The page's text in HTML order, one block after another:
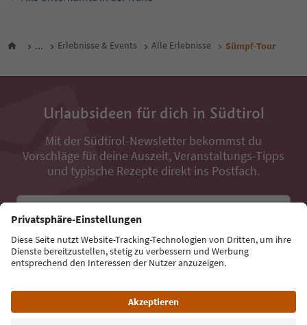
... Erlebnisse & Events Alle Erlebnisse Sümpf-Tour
Urlaubsideen für dich in Südtirol
Mit der Südtirol-Newsletter bekommst du
Vorschläge für deine Auszeit, Veranstaltungs-Tipps
und typische Rezepte direkt ins Postfach.
Jetzt anmelden